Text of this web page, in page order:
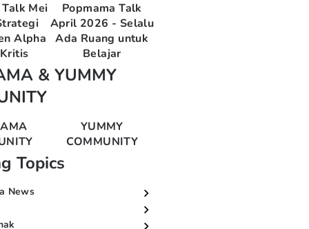
Mei
Alpha
Popmama Talk
April 2026 - Selalu
Ada Ruang untuk
Belajar
& YUMMY
YUMMY
COMMUNITY
Topics
News